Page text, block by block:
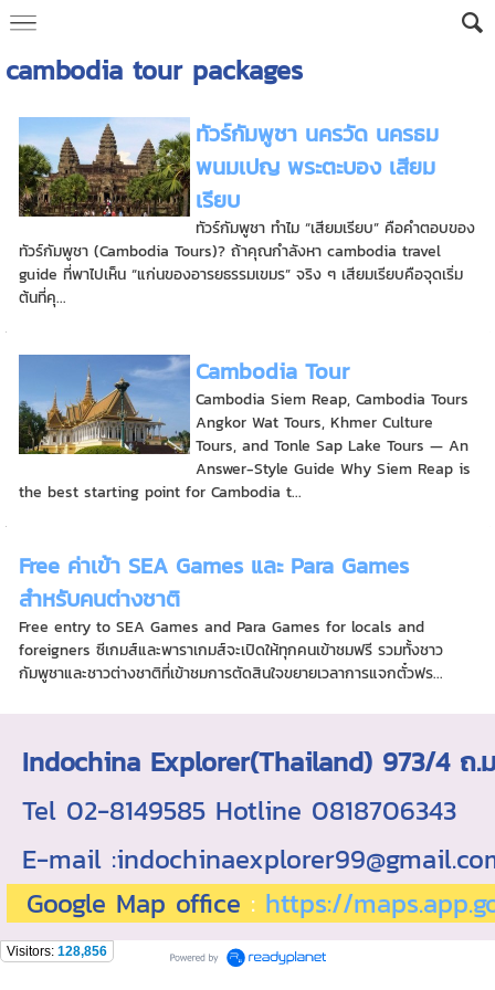
cambodia tour packages
ทัวร์กัมพูชา นครวัด นครธม
พนมเปญ พระตะบอง เสียม
เรียบ
ทัวร์กัมพูชา ทำไม “เสียมเรียบ” คือคำตอบของ
ทัวร์กัมพูชา (Cambodia Tours)? ถ้าคุณกำลังหา cambodia travel
guide ที่พาไปเห็น “แก่นของอารยธรรมเขมร” จริง ๆ เสียมเรียบคือจุดเริ่ม
ต้นที่คุ...
Cambodia Tour
Cambodia Siem Reap, Cambodia Tours
Angkor Wat Tours, Khmer Culture
Tours, and Tonle Sap Lake Tours — An
Answer-Style Guide Why Siem Reap is
the best starting point for Cambodia t...
Free ค่าเข้า SEA Games และ Para Games
สำหรับคนต่างชาติ
Free entry to SEA Games and Para Games for locals and
foreigners ซีเกมส์และพาราเกมส์จะเปิดให้ทุกคนเข้าชมฟรี รวมทั้งชาว
กัมพูชาและชาวต่างชาติที่เข้าชมการตัดสินใจขยายเวลาการแจกตั๋วฟร...
Indochina Explorer(Thailand) 973/4
Tel 02-8149585 Hotline 0818706343
E-mail
Google Map office : https://
Visitors: 128,856